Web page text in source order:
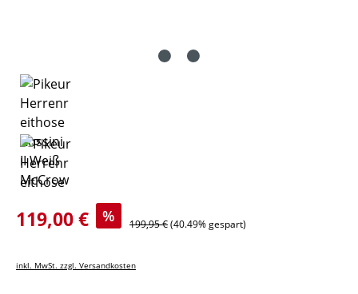
Verkaufspreis:
119,00 € % Regulärer Preis:
199,95 €(40.49% gespart)
inkl. MwSt. zzgl. Versandkosten